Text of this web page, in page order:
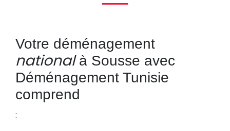
Votre déménagement
nationalà Sousse avec
Déménagement Tunisie
comprend
: